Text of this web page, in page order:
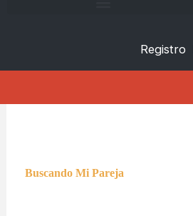
Registro
Buscando Mi Pareja